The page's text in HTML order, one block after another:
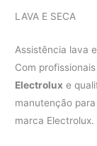
LAVA E SECA
Assistência lava
Com
Electrolux e
manutenção
marca Electrolux.